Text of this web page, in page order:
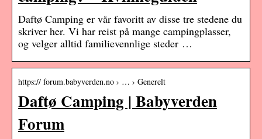
Daftø Camping er vår favoritt av disse tre stedene du
skriver her. Vi har reist på mange campingplasser,
og velger alltid familievennlige steder …
https:// forum.babyverden.no › … › Generelt
Daftø Camping | Babyverden
Forum